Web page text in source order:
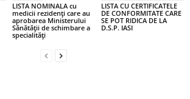
LISTA NOMINALA cu
medicii rezidenţi care au
aprobarea Ministerului
Sănătăţii de schimbare a
specialităţi
LISTA CU CERTIFICATELE
DE CONFORMITATE CARE
SE POT RIDICA DE LA
D.S.P. IASI